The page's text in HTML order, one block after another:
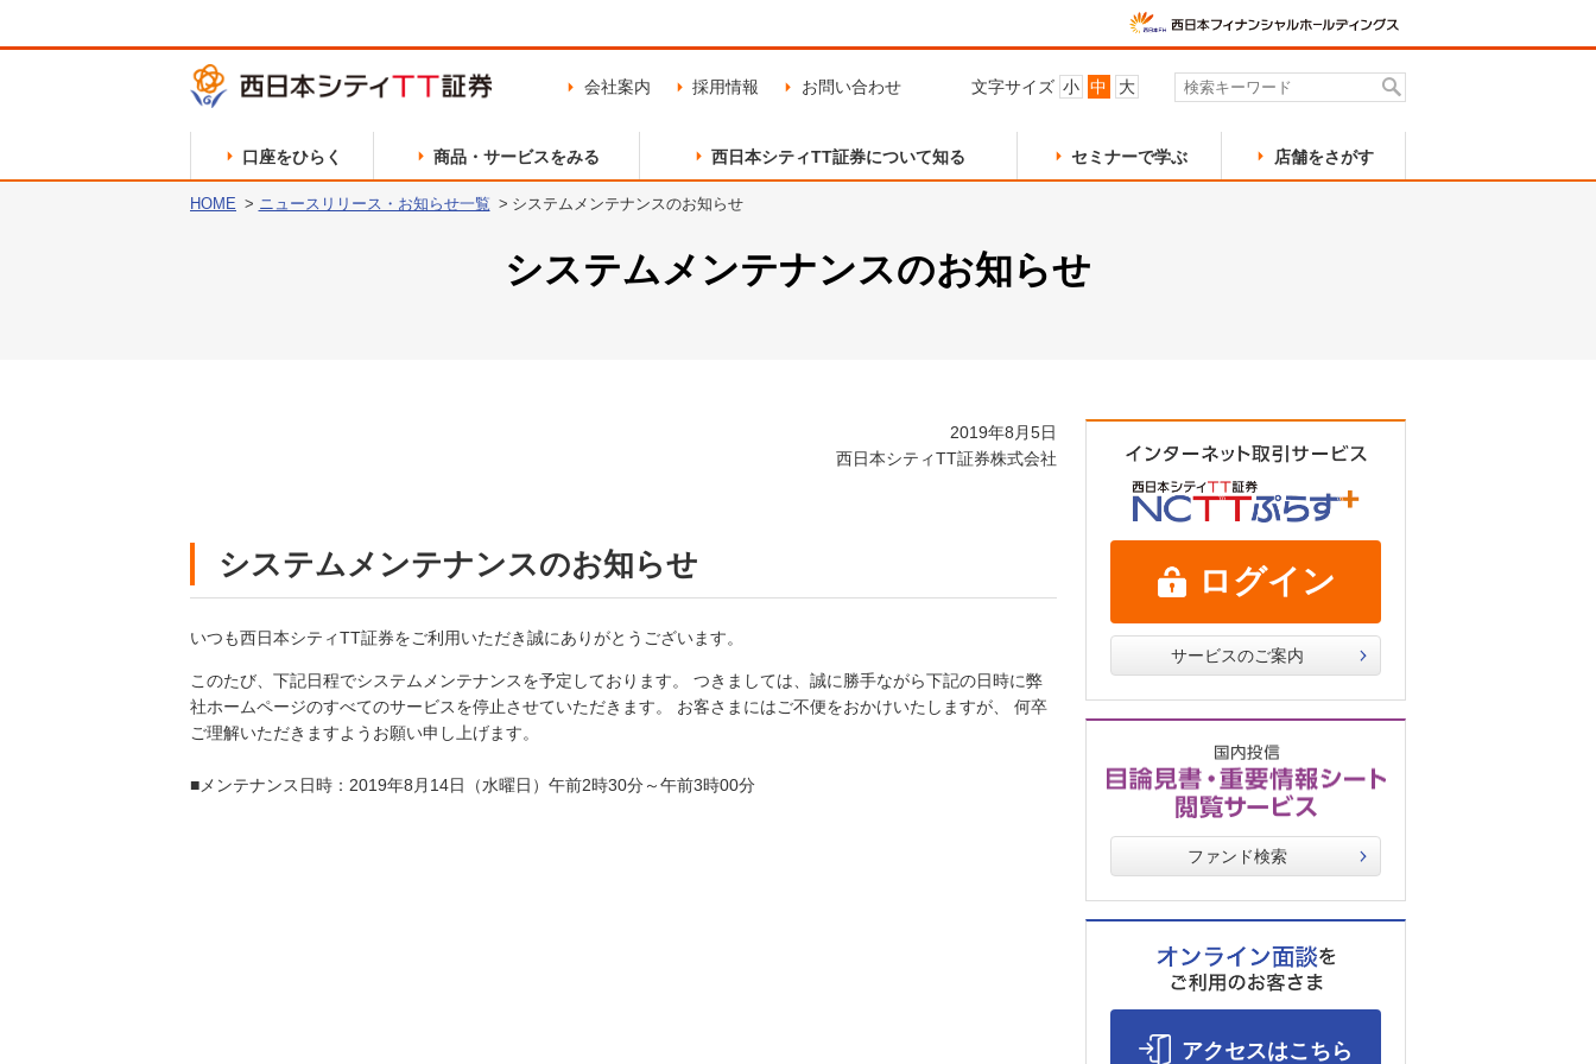
会社案内 採用情報 お問い合わせ 文字サイズ 小 中 大
口座をひらく 商品・サービスをみる
外国株式 国内債券
株式取引アプリ
西日本シティTT証券について知る セミナーで学ぶ 店舗をさがす
HOME ニュースリリース・お知らせ一覧 システムメンテナンスのお知らせ
システムメンテナンスのお知らせ
2019年8月5日
西日本シティTT証券株式会社
システムメンテナンスのお知らせ
いつも西日本シティTT証券をご利用いただき誠にありがとうございます。
このたび、下記日程でシステムメンテナンスを予定しております。 つきましては、誠に勝手ながら下記の日時に弊
社ホームページのすべてのサービスを停止させていただきます。 お客さまにはご不便をおかけいたしますが、 何卒
ご理解いただきますようお願い申し上げます。
■メンテナンス日時：2019年8月14日（水曜日）午前2時30分～午前3時00分
ログイン
サービスのご案内
ファンド検索
アクセスはこちら